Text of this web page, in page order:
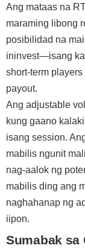
Ang mataas na
maraming libong
posibilidad na
ininvest—isang
short‑term
payout.
Ang adjustable
kung gaano
isang session.
mabilis ngunit
nag-aalok ng
mabilis ding ang
naghahanap ng
iipon.
Sumabak sa